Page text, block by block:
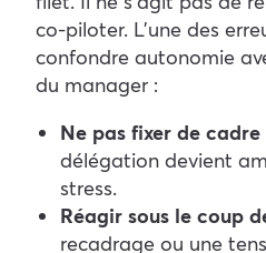
co-piloter. L’une des
confondre autonomie
du manager :
Ne pas fixer de cadre
délégation devient
stress.
Réagir sous le coup
recadrage ou une